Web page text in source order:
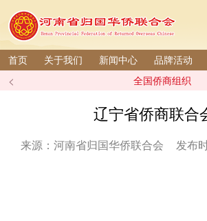
首页 关于我们 新闻中心 品牌活动
< 全国侨商组织
辽宁省侨商联合
来源：河南省归国华侨联合会 发布